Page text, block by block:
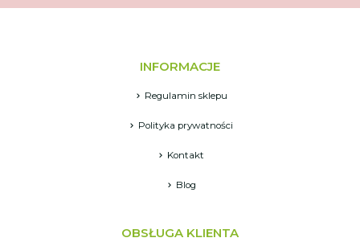
INFORMACJE
Regulamin sklepu
Polityka prywatności
Kontakt
Blog
OBSŁUGA KLIENTA